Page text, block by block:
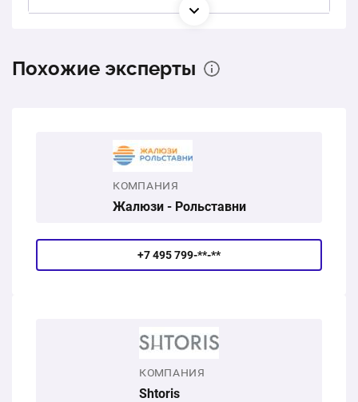
Похожие эксперты
КОМПАНИЯ
Жалюзи - Рольставни
+7 495 799-**-**
КОМПАНИЯ
Shtoris